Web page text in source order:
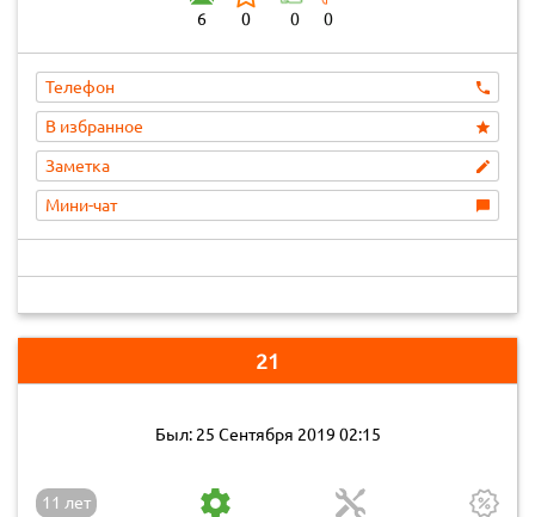
6 0 0 0
Телефон
В избранное
Заметка
Мини-чат
21
Был: 25 Сентября 2019 02:15
11 лет